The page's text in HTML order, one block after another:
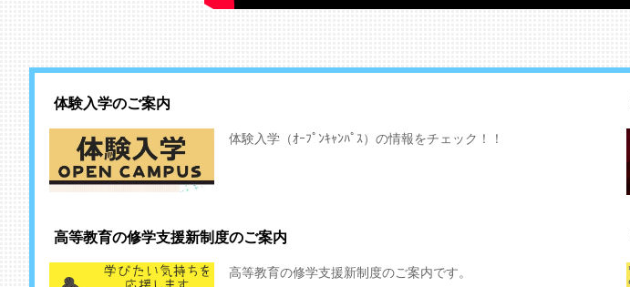
体験入学のご案内
体験入学（ｵｰﾌﾟﾝｷｬﾝﾊﾟｽ）の情報をチェック！！
高等教育の修学支援新制度のご案内
高等教育の修学支援新制度のご案内です。